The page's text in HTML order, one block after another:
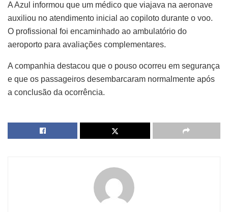
A Azul informou que um médico que viajava na aeronave
auxiliou no atendimento inicial ao copiloto durante o voo.
O profissional foi encaminhado ao ambulatório do
aeroporto para avaliações complementares.
A companhia destacou que o pouso ocorreu em segurança
e que os passageiros desembarcaram normalmente após
a conclusão da ocorrência.